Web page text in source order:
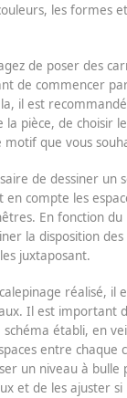
les formes
de poser des
de commencer
il est
la pièce, de choisir
que vous
de dessiner un
compte les
En fonction
la disposition
juxtaposant.
réalisé, il
Il est important
établi, en
entre chaque
un niveau à
et de les ajuster si